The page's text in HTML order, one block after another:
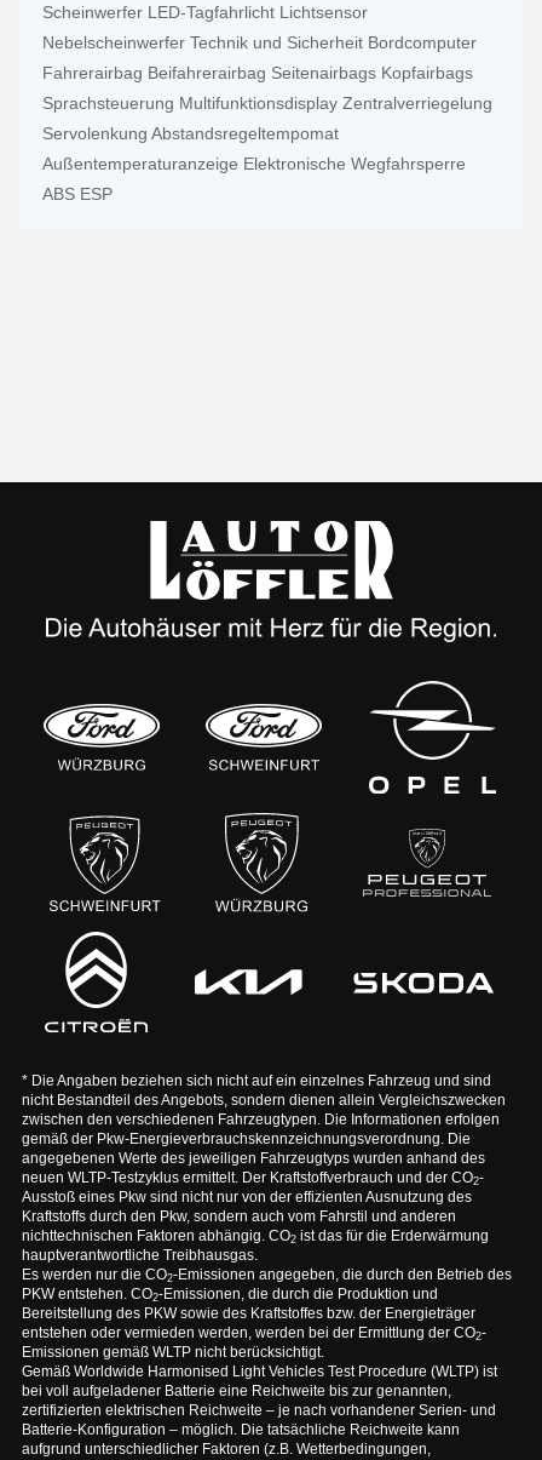
Scheinwerfer LED-Tagfahrlicht Lichtsensor
Nebelscheinwerfer Technik und Sicherheit Bordcomputer
Fahrerairbag Beifahrerairbag Seitenairbags Kopfairbags
Sprachsteuerung Multifunktionsdisplay Zentralverriegelung
Servolenkung Abstandsregeltempomat
Außentemperaturanzeige Elektronische Wegfahrsperre
ABS ESP
* Die Angaben beziehen sich nicht auf ein einzelnes Fahrzeug und sind
nicht Bestandteil des Angebots, sondern dienen allein Vergleichszwecken
zwischen den verschiedenen Fahrzeugtypen. Die Informationen erfolgen
gemäß der Pkw-Energieverbrauchskennzeichnungsverordnung. Die
angegebenen Werte des jeweiligen Fahrzeugtyps wurden anhand des
neuen WLTP-Testzyklus ermittelt. Der Kraftstoffverbrauch und der CO2-
Ausstoß eines Pkw sind nicht nur von der effizienten Ausnutzung des
Kraftstoffs durch den Pkw, sondern auch vom Fahrstil und anderen
nichttechnischen Faktoren abhängig. CO2ist das für die Erderwärmung
hauptverantwortliche Treibhausgas.
Es werden nur die CO2-Emissionen angegeben, die durch den Betrieb des
PKW entstehen. CO2-Emissionen, die durch die Produktion und
Bereitstellung des PKW sowie des Kraftstoffes bzw. der Energieträger
entstehen oder vermieden werden, werden bei der Ermittlung der CO2-
Emissionen gemäß WLTP nicht berücksichtigt.
Gemäß Worldwide Harmonised Light Vehicles Test Procedure (WLTP) ist
bei voll aufgeladener Batterie eine Reichweite bis zur genannten,
zertifizierten elektrischen Reichweite – je nach vorhandener Serien- und
Batterie-Konfiguration – möglich. Die tatsächliche Reichweite kann
aufgrund unterschiedlicher Faktoren (z.B. Wetterbedingungen,